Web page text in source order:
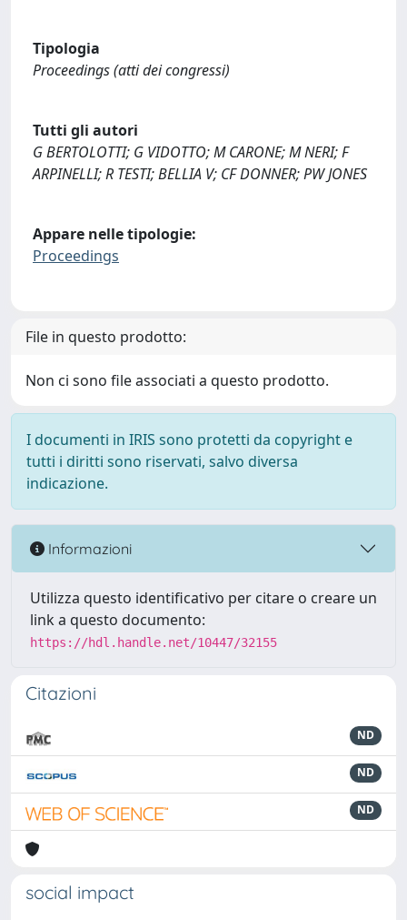
Tipologia
Proceedings (atti dei congressi)
Tutti gli autori
G BERTOLOTTI; G VIDOTTO; M CARONE; M NERI; F
ARPINELLI; R TESTI; BELLIA V; CF DONNER; PW JONES
Appare nelle tipologie:
Proceedings
File in questo prodotto:
Non ci sono file associati a questo prodotto.
I documenti in IRIS sono protetti da copyright e
tutti i diritti sono riservati, salvo diversa
indicazione.
Informazioni
Utilizza questo identificativo per citare o creare un
link a questo documento:
https://hdl.handle.net/10447/32155
Citazioni
ND
ND
ND
social impact